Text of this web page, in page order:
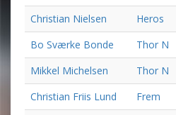
Christian Nielsen
Heros
Bo Sværke Bonde
Thor N
Mikkel Michelsen
Thor N
Christian Friis Lund
Frem